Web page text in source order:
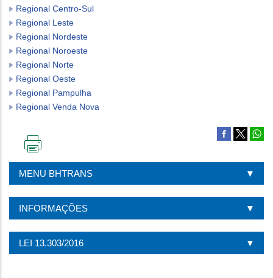
Regional Centro-Sul
Regional Leste
Regional Nordeste
Regional Noroeste
Regional Norte
Regional Oeste
Regional Pampulha
Regional Venda Nova
PÁGINA
MENU BHTRANS
INFORMAÇÕES
LEI 13.303/2016